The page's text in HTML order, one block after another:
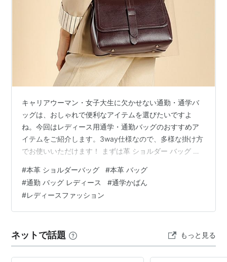
キャリアウーマン・女子大生に欠かせない通勤・通学バ
ッグは、おしゃれで便利なアイテムを選びたいですよ
ね。今回はレディース用通学・通勤バッグのおすすめア
イテムをご紹介します。3way仕様なので、多様な掛け方
でお使いいただけます！ まずは革 ショルダー バッグ 女
プレイヤ牛革を使用したメッセンジャーショルダーバッ
グ。取り外しできる細めと太めのショルダーベルトが二
本付きで、気分により変更できます。職人により丁寧な
縫製で作られ、余計なアクセサリーが付いていないシン
気を作り出します。…
#本革 ショルダーバッグ #本革 バッグ
#通勤 バッグ レディース #通学かばん
#レディースファッション
ネットで話題 もっと見る